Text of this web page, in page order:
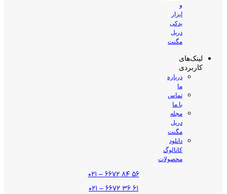
و
ابزار
یدکی
دریل
مگنت
لینک‌های
کاربردی
درباره
ما
تماس
با ما
مجله
دریل
مگنت
دانلود
کاتالوگ
محصولات
۵۶ ۸۴ ۶۶۷۲ – ۰۲۱
۶۱ ۳۶ ۶۶۷۲ – ۰۲۱